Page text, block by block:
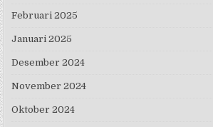
Februari 2025
Januari 2025
Desember 2024
November 2024
Oktober 2024